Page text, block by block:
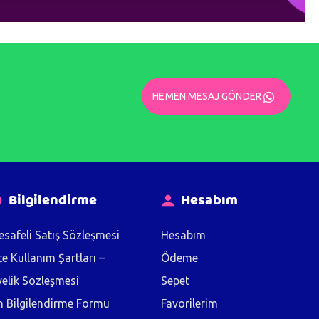
HEMEN MESAJ GÖNDER
Bilgilendirme
Satış Sözleşmesi
Kullanım Şartları –
Sözleşmesi
Bilgilendirme Formu
Hesabım
Hesabım
Ödeme
Sepet
Favorilerim